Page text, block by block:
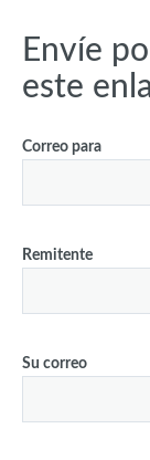
Envíe
este
Correo para
Remitente
Su correo